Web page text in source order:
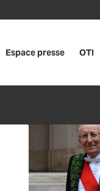
Espace presse OTI